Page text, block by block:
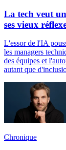
La tech veut
ses vieux
L'essor de l'IA
les managers
des équipes et
autant que
Chronique